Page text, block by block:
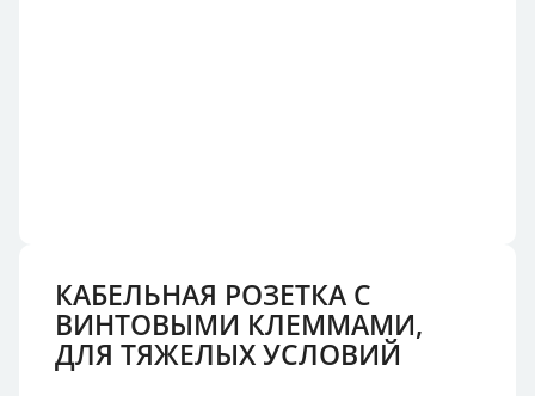
КАБЕЛЬНАЯ РОЗЕТКА С
ВИНТОВЫМИ КЛЕММАМИ,
ДЛЯ ТЯЖЕЛЫХ УСЛОВИЙ